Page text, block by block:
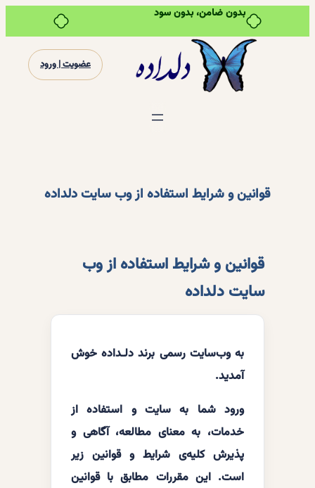
بدون ضامن، بدون سود
عضویت | ورود
قوانین و شرایط استفاده از وب سایت دلداده
قوانین و شرایط استفاده از وب
سایت دلداده
به وب‌سایت رسمی برند دلـداده خوش
آمدید.
ورود شما به سایت و استفاده از
خدمات، به معنای مطالعه، آگاهی و
پذیرش کلیه‌ی شرایط و قوانین زیر
است. این مقررات مطابق با قوانین